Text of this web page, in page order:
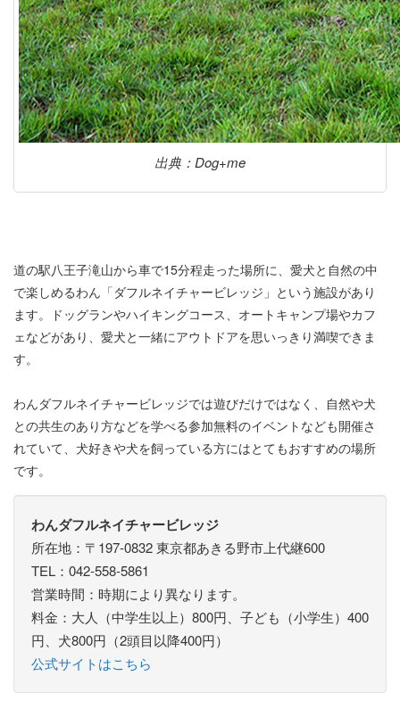
出典：Dog+me
道の駅八王子滝山から車で15分程走った場所に、愛犬と自然の中
で楽しめるわん「ダフルネイチャービレッジ」という施設があり
ます。ドッグランやハイキングコース、オートキャンプ場やカフ
ェなどがあり、愛犬と一緒にアウトドアを思いっきり満喫できま
す。
わんダフルネイチャービレッジでは遊びだけではなく、自然や犬
との共生のあり方などを学べる参加無料のイベントなども開催さ
れていて、犬好きや犬を飼っている方にはとてもおすすめの場所
です。
わんダフルネイチャービレッジ
所在地：〒197-0832 東京都あきる野市上代継600
TEL：042-558-5861
営業時間：時期により異なります。
料金：大人（中学生以上）800円、子ども（小学生）400
円、犬800円（2頭目以降400円）
公式サイトはこちら